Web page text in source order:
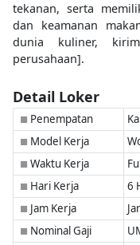
tekanan, serta
dan keamanan
dunia kuliner,
perusahaan].
Detail Loker
■ Penempatan
■ Model Kerja
■ Waktu Kerja
■ Hari Kerja 6
■ Jam Kerja
■ Nominal Gaji